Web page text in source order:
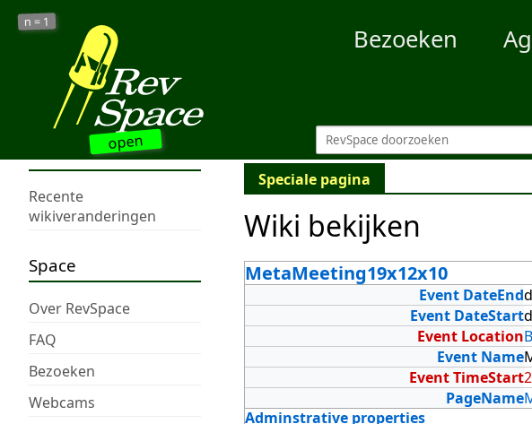
open
n = 1
Bezoeken
Recente
wikiveranderingen
Space
Over RevSpace
FAQ
Bezoeken
Webcams
Speciale pagina
Wiki bekijken
MetaMeeting19x12x10
Event DateEnd
Event DateStart
Event Location
Event Name
Event TimeStart
PageName
Adminstrative properties